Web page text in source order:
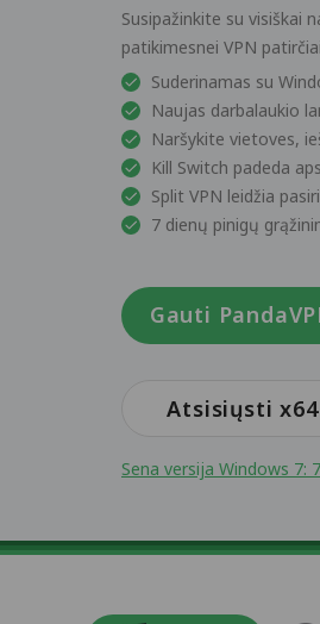
Susipažinkite su visiškai
patikimesnei VPN
Suderinamas su
Naujas darbalaukio
Naršykite vietoves,
Kill Switch padeda
Split VPN leidžia
7 dienų pinigų
Gauti
Atsisiųsti x64
Sena versija Windows 7: